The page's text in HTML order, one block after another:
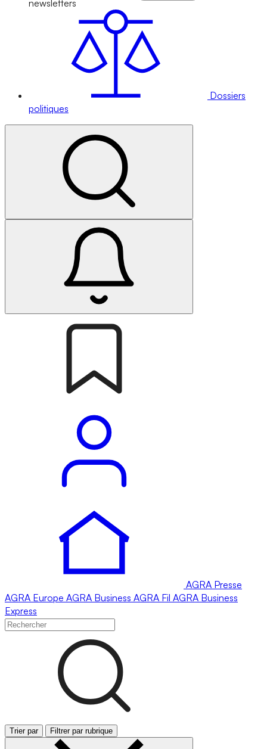
newsletters
Dossiers
politiques
AGRA Presse
AGRA Europe AGRA Business AGRA Fil AGRA Business
Express
Trier par Filtrer par rubrique